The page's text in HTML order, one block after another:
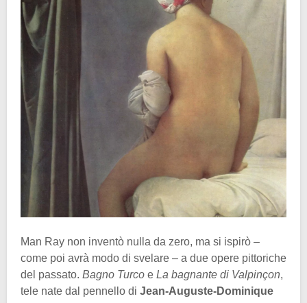
Man Ray non inventò nulla da zero, ma si ispirò –
come poi avrà modo di svelare – a due opere pittoriche
del passato. Bagno Turco e La bagnante di Valpinçon,
tele nate dal pennello di Jean-Auguste-Dominique